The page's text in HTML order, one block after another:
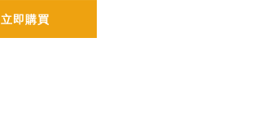
立即購買